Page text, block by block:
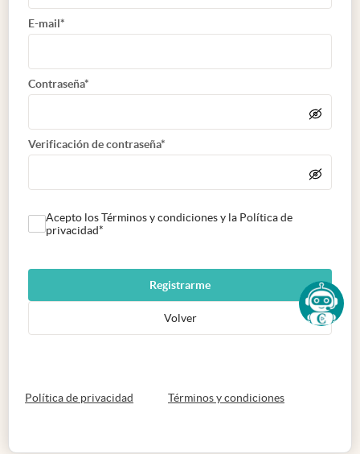
E-mail*
Contraseña*
Verificación de contraseña*
Acepto los Términos y condiciones y la Política de
privacidad*
Registrarme
Volver
Política de privacidad abre en nueva pestaña
Términos y condicionesabre en nueva